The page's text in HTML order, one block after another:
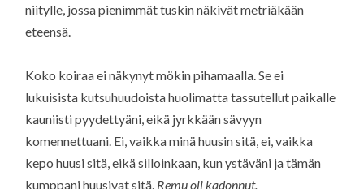
niitylle, jossa pienimmät tuskin näkivät metriäkään
eteensä.
Koko koiraa ei näkynyt mökin pihamaalla. Se ei
lukuisista kutsuhuudoista huolimatta tassutellut paikalle
kauniisti pyydettyäni, eikä jyrkkään sävyyn
komennettuani. Ei, vaikka minä huusin sitä, ei, vaikka
kepo huusi sitä, eikä silloinkaan, kun ystäväni ja tämän
kumppani huusivat sitä. Remu oli kadonnut.